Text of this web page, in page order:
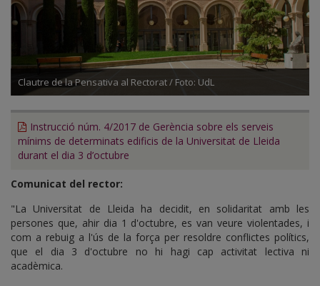
Clautre de la Pensativa al Rectorat / Foto: UdL
Instrucció núm. 4/2017 de Gerència sobre els serveis
mínims de determinats edificis de la Universitat de Lleida
durant el dia 3 d’octubre
Comunicat del rector:
"La Universitat de Lleida ha decidit, en solidaritat amb les
persones que, ahir dia 1 d'octubre, es van veure violentades, i
com a rebuig a l'ús de la força per resoldre conflictes polítics,
que el dia 3 d'octubre no hi hagi cap activitat lectiva ni
acadèmica.